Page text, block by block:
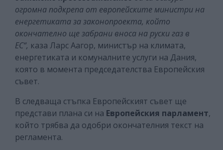
огромна подкрепа от европейските министри на
енергетиката за законопроекта, който
окончателно ще забрани вноса на руски газ в
ЕС“, каза Ларс Аагор, министър на климата,
енергетиката и комуналните услуги на Дания,
която в момента председателства Европейския
съвет.
В следваща стъпка Европейският съвет ще
представи плана си на Европейския парламент,
който трябва да одобри окончателния текст на
регламента.